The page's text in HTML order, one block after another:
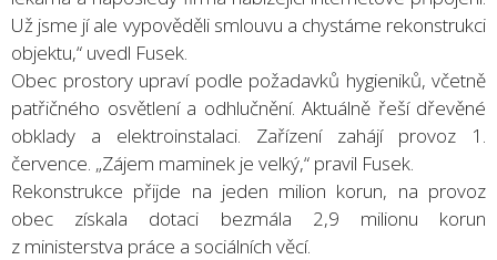
Už jsme jí ale vypověděli smlouvu a chystáme rekonstrukci
objektu,“ uvedl Fusek.
Obec prostory upraví podle požadavků hygieniků, včetně
patřičného osvětlení a odhlučnění. Aktuálně řeší dřevěné
obklady a elektroinstalaci. Zařízení zahájí provoz 1.
července. „Zájem maminek je velký,“ pravil Fusek.
Rekonstrukce přijde na jeden milion korun, na provoz
obec získala dotaci bezmála 2,9 milionu korun
z ministerstva práce a sociálních věcí.